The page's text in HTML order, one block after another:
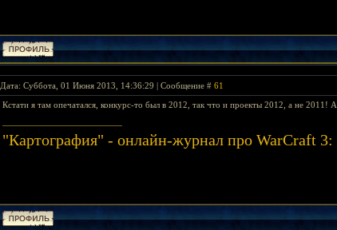
Дата: Суббота, 01 Июня 2013, 14:36:29 | Сообщение # 61
Кстати я там опечатался, конкурс-то был в 2012, так что и проекты 2012, а не 2011!
"Картография" - онлайн-журнал про WarCraft